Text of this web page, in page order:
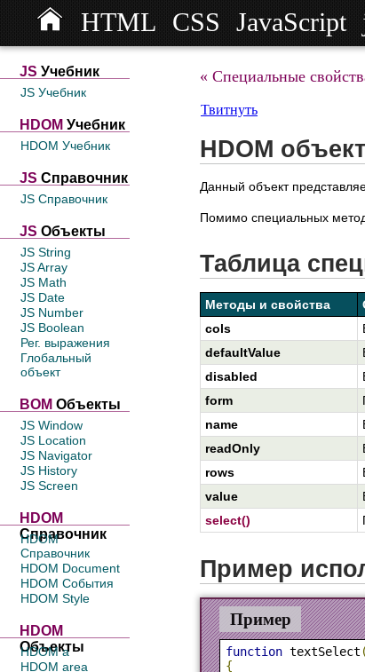
HTML CSS JavaScript
JS Учебник
JS Учебник
HDOM Учебник
HDOM Учебник
JS Справочник
JS Справочник
JS Объекты
JS String
JS Array
JS Math
JS Date
JS Number
JS Boolean
Рег. выражения
Глобальный
объект
BOM Объекты
JS Window
JS Location
JS Navigator
JS History
JS Screen
HDOM
Справочник
HDOM
Справочник
HDOM Document
HDOM События
HDOM Style
HDOM
Объекты
HDOM a
HDOM area
« Специальные
Твитнуть
HDOM
Данный объект
Помимо специальных
Таблица
Методы и свойства
cols
defaultValue
disabled
form
name
readOnly
rows
value
select()
Пример
Пример
function textSelect
{